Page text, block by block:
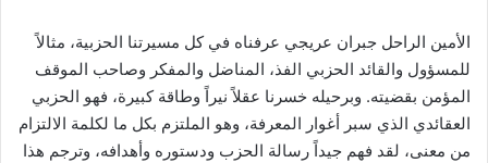
الأمين الراحل جبران عريجي عرفناه في كل مسيرتنا الحزبية، مثالاً
للمسؤول والقائد الحزبي الفذ، المناضل والمفكر وصاحب الموقف
المؤمن بقضيته. وبرحيله خسرنا عقلاً نيراً وطاقة كبيرة، فهو الحزبي
العقائدي الذي سبر أغوار المعرفة، وهو الملتزم بكل ما لكلمة الالتزام
من معنى، لقد فهم جيداً رسالة الحزب ودستوره وأهدافه، وترجم هذا